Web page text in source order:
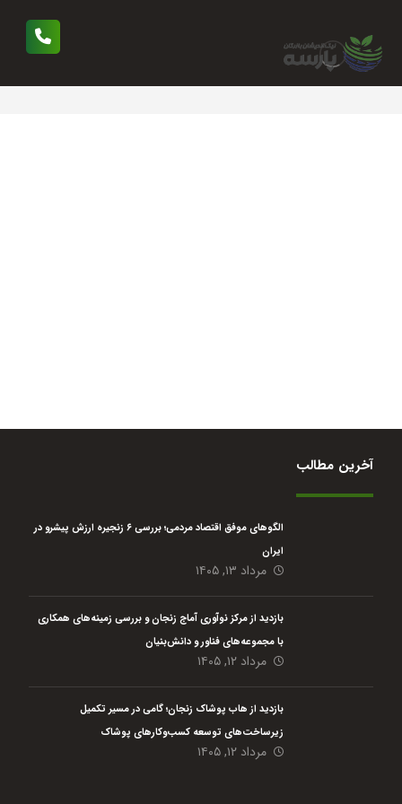
آخرین مطالب
الگوهای موفق اقتصاد مردمی؛ بررسی ۶ زنجیره ارزش پیشرو در
ایران
مرداد ۱۳, ۱۴۰۵
بازدید از مرکز نوآوری آماج زنجان و بررسی زمینه‌های همکاری
با مجموعه‌های فناور و دانش‌بنیان
مرداد ۱۲, ۱۴۰۵
بازدید از هاب پوشاک زنجان؛ گامی در مسیر تکمیل
زیرساخت‌های توسعه کسب‌وکارهای پوشاک
مرداد ۱۲, ۱۴۰۵